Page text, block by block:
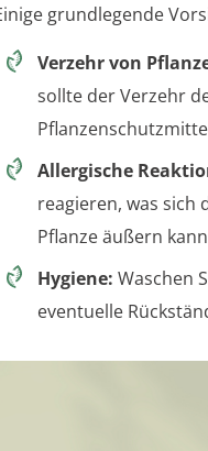
grundlegende
Verzehr von
sollte der Verzehr
Allergische
reagieren, was sich
Pflanze äußern
Hygiene: Waschen
eventuelle